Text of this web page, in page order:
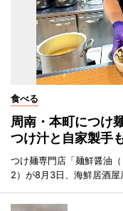
食べる
周南・本町につけ
つけ汁と自家製手
つけ麺専門店「麺鮮醤油
2）が8月3日、海鮮居酒屋